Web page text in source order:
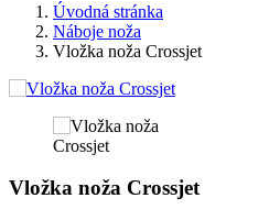
Úvodná stránka
Náboje noža
Vložka noža Crossjet
Vložka noža Crossjet